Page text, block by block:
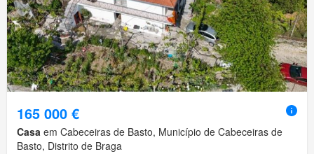
165 000 €
Casa em Cabeceiras de Basto, Município de Cabeceiras de
Basto, Distrito de Braga